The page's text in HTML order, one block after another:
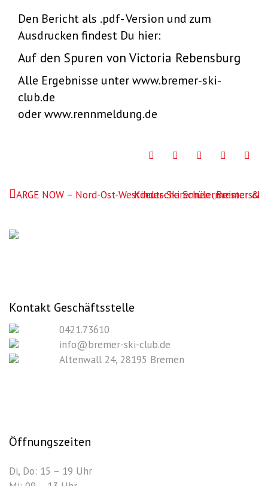
Den Bericht als .pdf- Version und zum
Ausdrucken findest Du hier:
Auf den Spuren von Victoria Rebensburg
Alle Ergebnisse unter www.bremer-ski-
club.de
oder www.rennmeldung.de
FacebookTwitter Google+LinkedIn
Beitragsnavigation
ARGE NOW – Nord-Ost-WestdeutscheKinder-Skirennen „Bremer &
Kontakt Geschäftsstelle
0421.73610
info@bremer-ski-club.de
Altenwall 24, 28195 Bremen
Öffnungszeiten
Di, Do: 15 – 19 Uhr